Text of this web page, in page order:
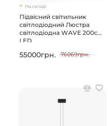
На складі
Підвісний світильник
світлодіодний Люстра
світлодіодна WAVE 200см
LED
55000грн. 76069грн.